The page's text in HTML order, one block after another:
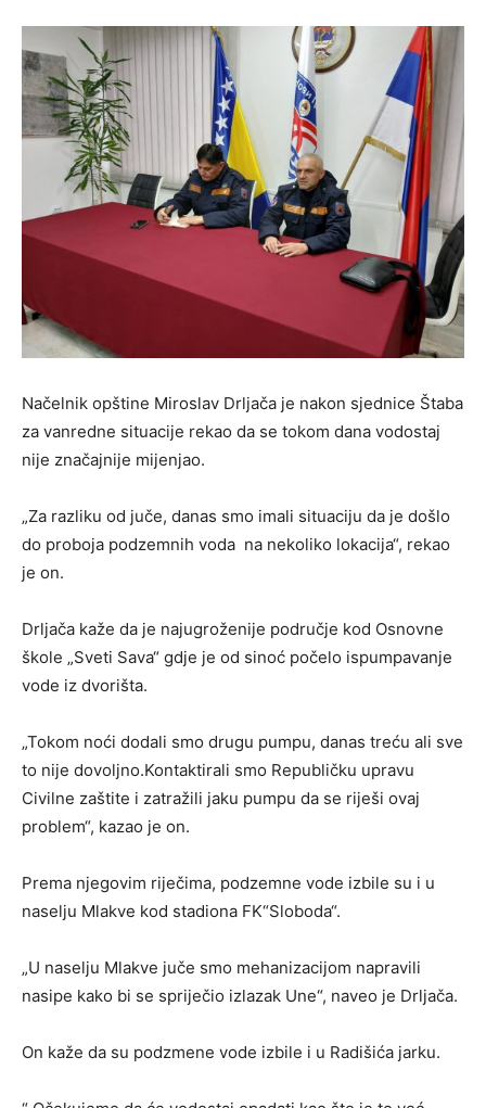
Načelnik opštine Miroslav Drlјača je nakon sjednice Štaba
za vanredne situacije rekao da se tokom dana vodostaj
nije značajnije mijenjao.
„Za razliku od juče, danas smo imali situaciju da je došlo
do proboja podzemnih voda na nekoliko lokacija“, rekao
je on.
Drlјača kaže da je najugroženije područje kod Osnovne
škole „Sveti Sava“ gdje je od sinoć počelo ispumpavanje
vode iz dvorišta.
„Tokom noći dodali smo drugu pumpu, danas treću ali sve
to nije dovolјno.Kontaktirali smo Republičku upravu
Civilne zaštite i zatražili jaku pumpu da se riješi ovaj
problem“, kazao je on.
Prema njegovim riječima, podzemne vode izbile su i u
naselјu Mlakve kod stadiona FK“Sloboda“.
„U naselјu Mlakve juče smo mehanizacijom napravili
nasipe kako bi se spriječio izlazak Une“, naveo je Drlјača.
On kaže da su podzmene vode izbile i u Radišića jarku.